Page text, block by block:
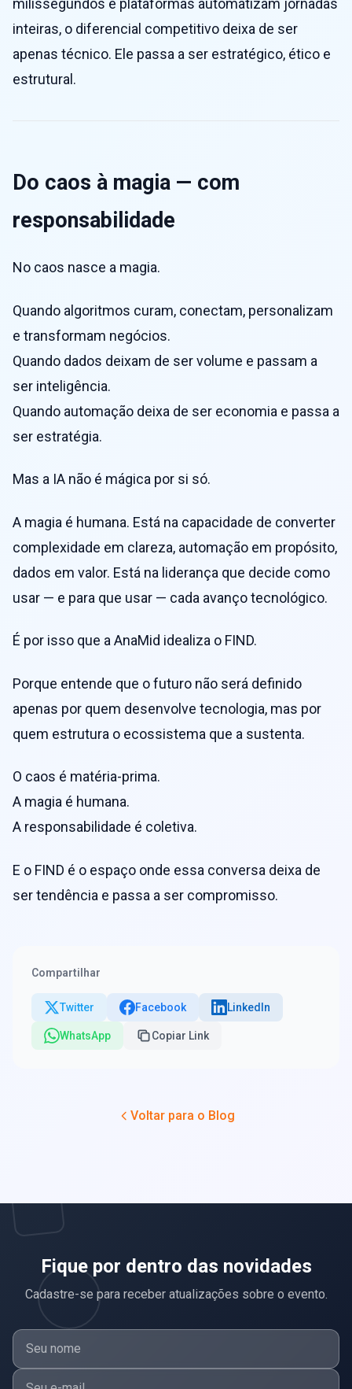
milissegundos e plataformas automatizam jornadas
inteiras, o diferencial competitivo deixa de ser
apenas técnico. Ele passa a ser estratégico, ético e
estrutural.
Do caos à magia — com
responsabilidade
No caos nasce a magia.
Quando algoritmos curam, conectam, personalizam
e transformam negócios.
Quando dados deixam de ser volume e passam a
ser inteligência.
Quando automação deixa de ser economia e passa a
ser estratégia.
Mas a IA não é mágica por si só.
A magia é humana. Está na capacidade de converter
complexidade em clareza, automação em propósito,
dados em valor. Está na liderança que decide como
usar — e para que usar — cada avanço tecnológico.
É por isso que a AnaMid idealiza o FIND.
Porque entende que o futuro não será definido
apenas por quem desenvolve tecnologia, mas por
quem estrutura o ecossistema que a sustenta.
O caos é matéria-prima.
A magia é humana.
A responsabilidade é coletiva.
E o FIND é o espaço onde essa conversa deixa de
ser tendência e passa a ser compromisso.
Compartilhar
Twitter Facebook LinkedIn
WhatsApp Copiar Link
Voltar para o Blog
Fique por dentro das novidades
Cadastre-se para receber atualizações sobre o evento.